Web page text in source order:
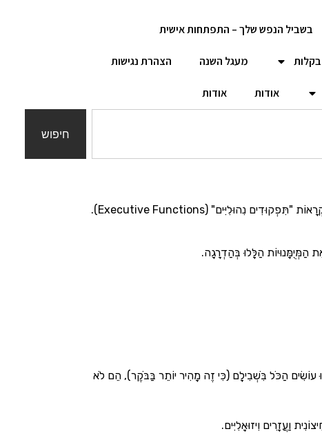
בשביל הנפש שלך – התפתחות אישית
מעגל השנה הצהרת נגישות
אודות אודות
חיפוש
יְכֹלֶת הִתְאַרְגְּנוּת (Organization Skills) אִינָה רַק הַיְּכֹלֶת לְסַדֵּר אֶת הַחֶדֶר; זוֹהִי קְבוּצָה שֶׁל מְיֻמָּנוּיוֹת קוֹגְנִיטִיבִיּוֹת מֻרְכָּבוּת, הַנִּקְרָאוֹת "תִּפְקוּדִים נִהוּלִיִּים" (Executive Functions).
הַמְּיֻמָּנוּיוֹת הַלָּלוּ בְּהַדְרָגָה.
הַכֹּל בִּשְׁבִילָם (כִּי זֶה מָהִיר יוֹתֵר בַּבֹּקֶר), הֵם לֹא